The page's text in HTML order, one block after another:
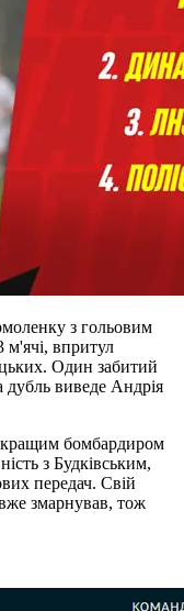
з гольовим
впритул
Один забитий
дубль виведе Андрія
бомбардиром
з Будківським,
передач. Свій
змарнував, тож